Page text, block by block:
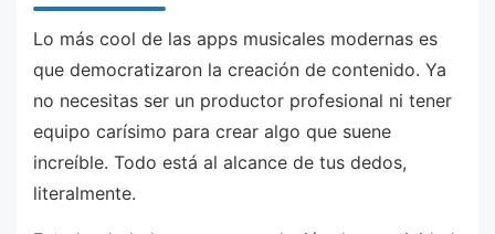
Lo más cool de las apps musicales modernas es
que democratizaron la creación de contenido. Ya
no necesitas ser un productor profesional ni tener
equipo carísimo para crear algo que suene
increíble. Todo está al alcance de tus dedos,
literalmente.